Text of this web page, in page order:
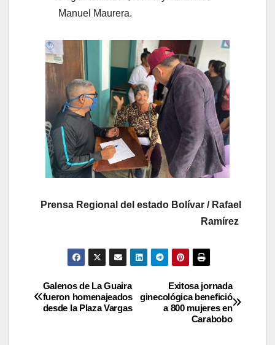
Manuel Maurera.
Prensa Regional del estado Bolívar / Rafael
Ramírez
Exitosa jornada
ginecológica benefició
a 800 mujeres en
Carabobo
Galenos de La Guaira
fueron homenajeados
desde la Plaza Vargas